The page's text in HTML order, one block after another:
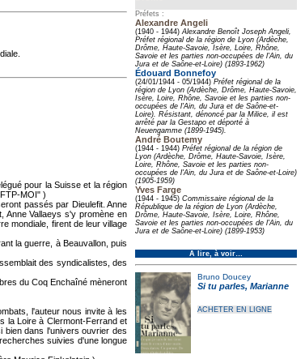
Préfets :
Alexandre Angeli
(1940 - 1944)Alexandre Benoît Joseph Angeli,
Préfet régional de la région de Lyon (Ardèche,
Drôme, Haute-Savoie, Isère, Loire, Rhône,
Savoie et les parties non-occupées de l'Ain, du
Jura et de Saône-et-Loire) (1893-1962)
Édouard Bonnefoy
(24/01/1944 - 05/1944) Préfet régional de la
région de Lyon (Ardèche, Drôme, Haute-Savoie,
Isère, Loire, Rhône, Savoie et les parties non-
occupées de l'Ain, du Jura et de Saône-et-
Loire). Résistant, dénoncé par la Milice, il est
arrêté par la Gestapo et déporté à
Neuengamme (1899-1945).
André Boutemy
(1944 - 1944) Préfet régional de la région de
Lyon (Ardèche, Drôme, Haute-Savoie, Isère,
Loire, Rhône, Savoie et les parties non-
occupées de l'Ain, du Jura et de Saône-et-Loire)
(1905-1959)
Yves Farge
(1944 - 1945) Commissaire régional de la
République de la région de Lyon (Ardèche,
Drôme, Haute-Savoie, Isère, Loire, Rhône,
Savoie et les parties non-occupées de l'Ain, du
Jura et de Saône-et-Loire) (1899-1953)
À lire, à voir…
Bruno Doucey
Si tu parles, Marianne
ACHETER EN LIGNE
pour la Suisse et la région
MOI" )
passés par Dieulefit. Anne
Anne Vallaeys s'y promène en
mondiale, firent de leur village
la guerre, à Beauvallon, puis
des syndicalistes, des
du Coq Enchaîné mèneront
l'auteur nous invite à les
la Loire à Clermont-Ferrand et
bien dans l'univers ouvrier des
suivies d'une longue